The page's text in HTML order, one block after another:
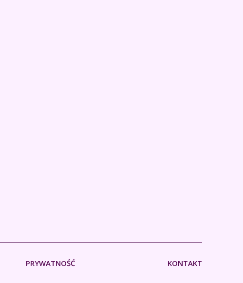
PRYWATNOŚĆ KONTAKT